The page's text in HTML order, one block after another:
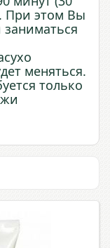
При этом Вы
меняться.
только